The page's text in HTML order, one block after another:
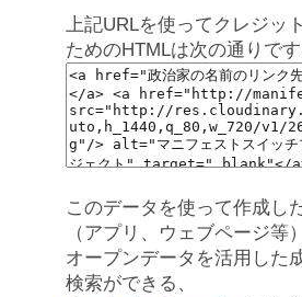
上記URLを使ってクレジッ
ためのHTMLは次の通りです
このデータを使って作成し
（アプリ、ウェブページ等
オープンデータを活用した
検索ができる、